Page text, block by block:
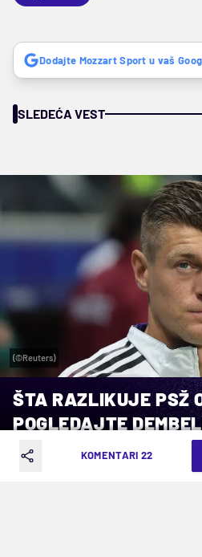
Dodajte Mozzart Sport u vaš
SLEDEĆA VEST
(©Reuters)
ŠTA RAZLIKUJE PSŽ
POGLEDAJTE
IZAŠAO...KOMENTARI 22